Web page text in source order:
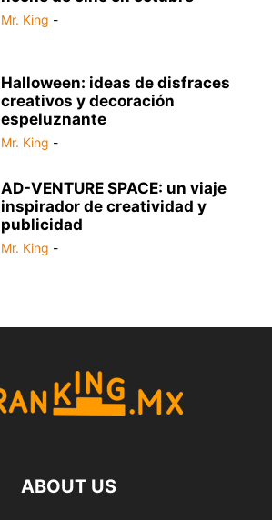
Mr. King -
Halloween: ideas de disfraces
creativos y decoración
espeluznante
Mr. King -
AD-VENTURE SPACE: un viaje
inspirador de creatividad y
publicidad
Mr. King -
ABOUT US